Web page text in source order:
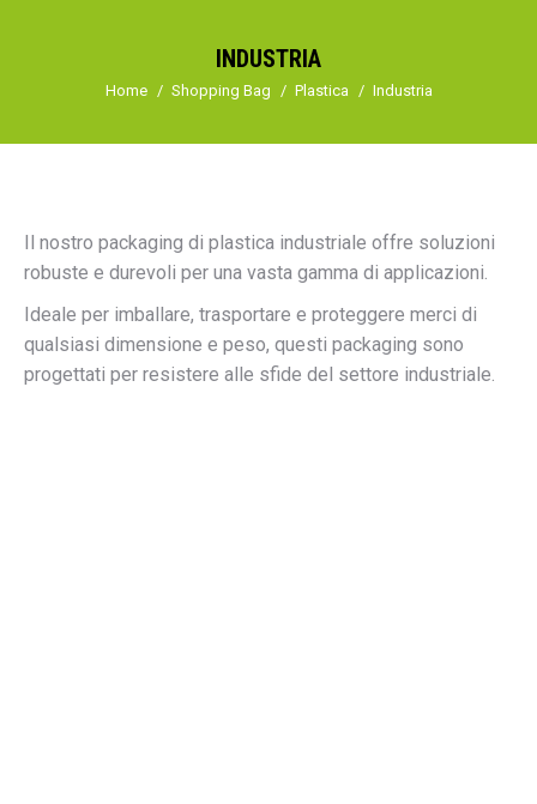
INDUSTRIA
Tu sei qui:
Home Shopping Bag Plastica Industria
Il nostro packaging di plastica industriale offre soluzioni
robuste e durevoli per una vasta gamma di applicazioni.
Ideale per imballare, trasportare e proteggere merci di
qualsiasi dimensione e peso, questi packaging sono
progettati per resistere alle sfide del settore industriale.